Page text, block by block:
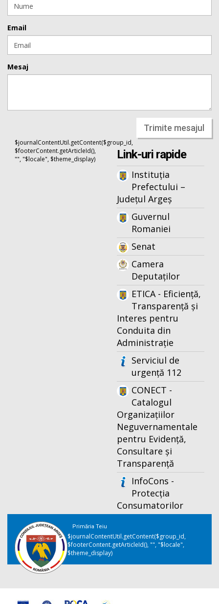
Email
Mesaj
Trimite mesajul
$journalContentUtil.getContent($group_id,
$footerContent.getArticleId(),
"", "$locale", $theme_display)
Link-uri rapide
Instituția
Prefectului –
Județul Argeș
Guvernul
Romaniei
Senat
Camera
Deputaților
ETICA - Eficiență,
Transparență și
Interes pentru
Conduita din
Administrație
Serviciul de
urgență 112
CONECT -
Catalogul
Organizațiilor
Neguvernamentale
pentru Evidență,
Consultare și
Transparență
InfoCons -
Protecția
Consumatorilor
Primăria Teiu
$journalContentUtil.getContent($group_id,
$footerContent.getArticleId(), "", "$locale",
$theme_display)